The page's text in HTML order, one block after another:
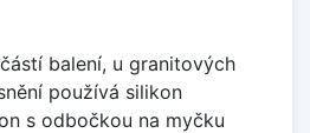
balení, u granitových
používá silikon
s odbočkou na myčku